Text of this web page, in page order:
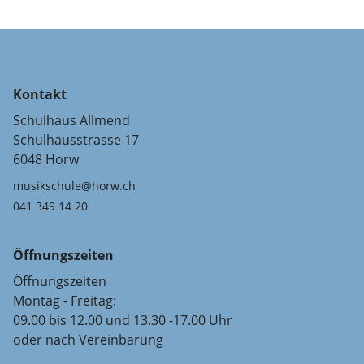
Kontakt
Schulhaus Allmend
Schulhausstrasse 17
6048 Horw
musikschule@horw.ch
041 349 14 20
Öffnungszeiten
Öffnungszeiten
Montag - Freitag:
09.00 bis 12.00 und 13.30 -17.00 Uhr
oder nach Vereinbarung